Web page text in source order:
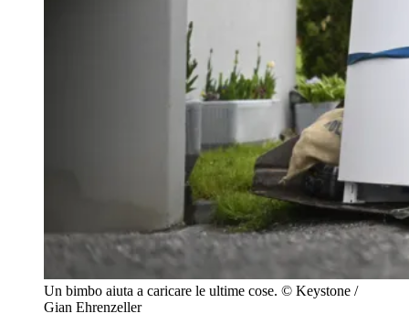
Un bimbo aiuta a caricare le ultime cose. © Keystone /
Gian Ehrenzeller